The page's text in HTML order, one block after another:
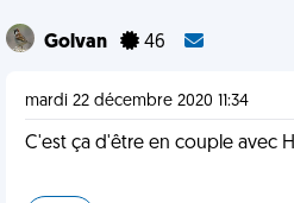
Golvan 46
mardi 22 décembre 2020 11:34
C'est ça d'être en couple avec